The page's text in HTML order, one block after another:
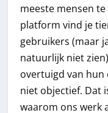
meeste mensen
platform vind je
gebruikers (maar
natuurlijk niet
overtuigd van hun
niet objectief. Dat
waarom ons werk